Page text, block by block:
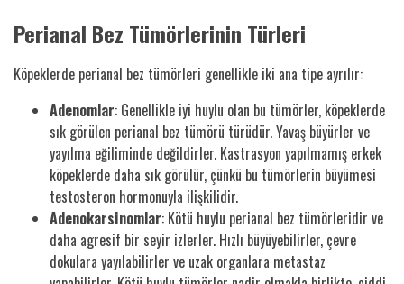
Perianal Bez Tümörlerinin Türleri
Köpeklerde perianal bez tümörleri genellikle iki ana tipe ayrılır:
Adenomlar: Genellikle iyi huylu olan bu tümörler, köpeklerde
sık görülen perianal bez tümörü türüdür. Yavaş büyürler ve
yayılma eğiliminde değildirler. Kastrasyon yapılmamış erkek
köpeklerde daha sık görülür, çünkü bu tümörlerin büyümesi
testosteron hormonuyla ilişkilidir.
Adenokarsinomlar: Kötü huylu perianal bez tümörleridir ve
daha agresif bir seyir izlerler. Hızlı büyüyebilirler, çevre
dokulara yayılabilirler ve uzak organlara metastaz